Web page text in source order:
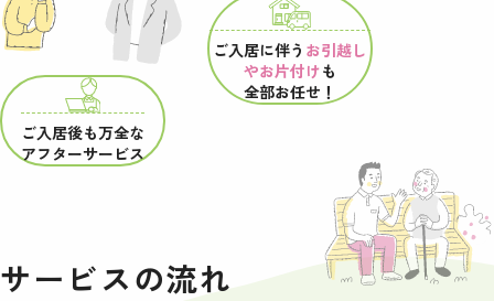
ご入居に伴う お引越し
やお片付けも
全部お任せ！
ご入居後も万全な
アフターサービス
サービスの流れ